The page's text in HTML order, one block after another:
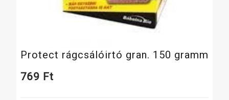
Protect rágcsálóirtó gran. 150 gramm
769 Ft